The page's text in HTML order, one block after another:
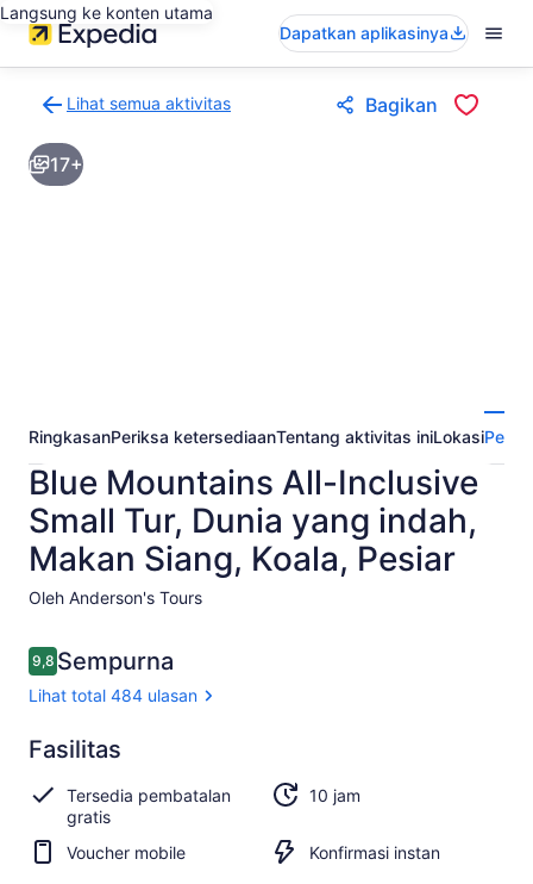
Langsung ke konten utama
Dapatkan aplikasinya
Lihat semua aktivitas
ke
halaman
hasil
Bagikan
17+
RingkasanPeriksa ketersediaanTentang aktivitas iniLokasi
Blue Mountains All-Inclusive
Small Tur, Dunia yang indah,
Makan Siang, Koala, Pesiar
Oleh Anderson's Tours
Ulasan
9,89,8 dari 10
Sempurna
Lihat total 484 ulasan
9.8
9.8 dari 10
Istimewa
Lihat
total
ulasan
Fasilitas
Tersedia pembatalan
gratis
10 jam
Voucher mobile Konfirmasi instan